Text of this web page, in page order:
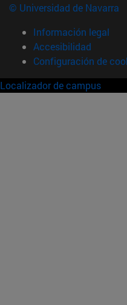
© Universidad de Navarra
Información legal
Accesibilidad
Configuración de
Localizador de campus